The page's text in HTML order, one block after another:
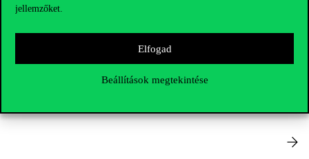
jellemzőket.
Elfogad
Beállítások megtekintése
Elnöki Testületi
utasítások/rendelkezések